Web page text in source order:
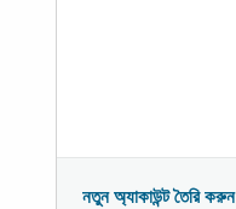
নতুন অ্যাকাউন্ট তৈরি করুন